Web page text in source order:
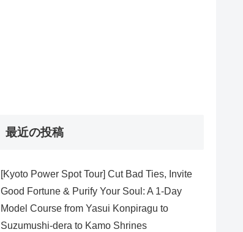
最近の投稿
[Kyoto Power Spot Tour] Cut Bad Ties, Invite
Good Fortune & Purify Your Soul: A 1-Day
Model Course from Yasui Konpiragu to
Suzumushi-dera to Kamo Shrines